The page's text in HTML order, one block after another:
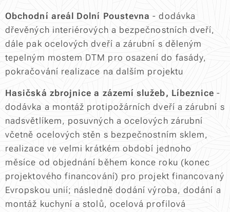
Obchodní areál Dolní Poustevna - dodávka
dřevěných interiérových a bezpečnostních dveří,
dále pak ocelových dveří a zárubní s děleným
tepelným mostem DTM pro osazení do fasády,
pokračování realizace na dalším projektu
Hasičská zbrojnice a zázemí služeb, Líbeznice -
dodávka a montáž protipožárních dveří a zárubní s
nadsvětlíkem, posuvných a ocelových zárubní
včetně ocelových stěn s bezpečnostním sklem,
realizace ve velmi krátkém období jednoho
měsíce od objednání během konce roku (konec
projektového financování) pro projekt financovaný
Evropskou unií; následně dodání výroba, dodání a
montáž kuchyní a stolů, ocelová profilová